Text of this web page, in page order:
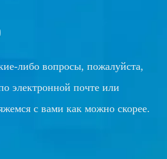
либо вопросы, пожалуйста,
электронной почте или
с вами как можно скорее.